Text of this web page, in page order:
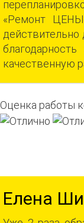
«Ремонт
качественную
Оценка работы
Елена